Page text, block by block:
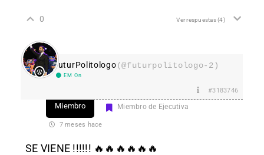
0 Ver respuestas(4)
FuturPolitologo(@futurpolitologo-2)
EM On
#3183746
Miembro Miembro de Ejecutiva
7 meses hace
SE VIENE !!!!!! 🔥🔥🔥🔥🔥🔥